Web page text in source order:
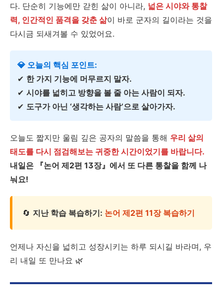
다. 단순히 기능에만 갇힌 삶이 아니라, 넓은 시야와 통찰
력, 인간적인 품격을 갖춘 삶이 바로 군자의 길이라는 것을
다시금 되새겨볼 수 있었어요.
💎 오늘의 핵심 포인트:
✔ 한 가지 기능에 머무르지 말자.
✔ 시야를 넓히고 방향을 볼 줄 아는 사람이 되자.
✔ 도구가 아닌 ‘생각하는 사람’으로 살아가자.
오늘도 짧지만 울림 깊은 공자의 말씀을 통해 우리 삶의
태도를 다시 점검해보는 귀중한 시간이었기를 바랍니다.
내일은 『논어 제2편 13장』에서 또 다른 통찰을 함께 나
눠요!
🔄 지난 학습 복습하기: 논어 제2편 11장 복습하기
언제나 자신을 넓히고 성장시키는 하루 되시길 바라며, 우
리 내일 또 만나요 🌿